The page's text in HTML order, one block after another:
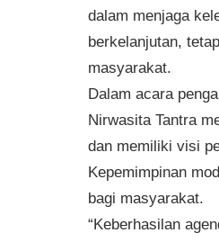
dalam menjaga
berkelanjutan,
masyarakat.
Dalam acara
Nirwasita Tantra
dan memiliki visi
Kepemimpinan
bagi masyarakat.
“Keberhasilan